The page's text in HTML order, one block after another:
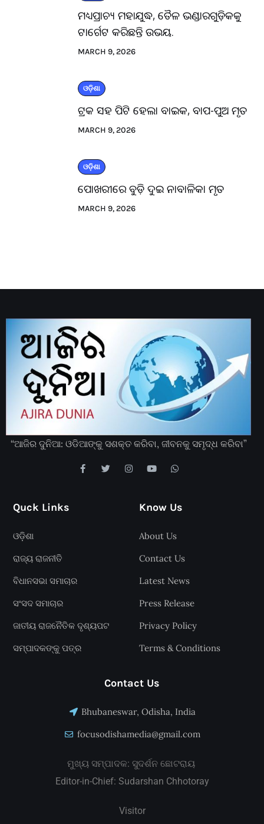
ମଧ୍ୟପ୍ରାଚ୍ୟ ମହାଯୁଦ୍ଧ, ତୈଳ ଭଣ୍ଡାରଗୁଡ଼ିକକୁ
ଟାର୍ଗେଟ କରିଛନ୍ତି ଉଭୟ.
MARCH 9, 2026
ଓଡ଼ିଶା
ଟ୍ରକ ସହ ପିଟି ହେଲା ବାଇକ, ବାପ-ପୁଅ ମୃତ
MARCH 9, 2026
ଓଡ଼ିଶା
ପୋଖରୀରେ ବୁଡ଼ି ଦୁଇ ନାବାଳିକା ମୃତ
MARCH 9, 2026
“ଆଜିର ଦୁନିଆ: ଓଡିଆଙ୍କୁ ସଶକ୍ତ କରିବା, ଜୀବନକୁ ସମୃଦ୍ଧ କରିବା”
Quck Links
ଓଡ଼ିଶା
ରାଜ୍ୟ ରାଜନୀତି
ବିଧାନସଭା ସମାଚାର
ସଂସଦ ସମାଚାର
ଜାତୀୟ ରାଜନୈତିକ ଦୃଶ୍ୟପଟ
ସମ୍ପାଦକଙ୍କୁ ପତ୍ର
Know Us
About Us
Contact Us
Latest News
Press Release
Privacy Policy
Terms & Conditions
Contact Us
Bhubaneswar, Odisha, India
focusodishamedia@gmail.com
ମୁଖ୍ୟ ସମ୍ପାଦକ: ସୁଦର୍ଶନ ଛୋଟରାୟ
Editor-in-Chief: Sudarshan Chhotoray
Visitor